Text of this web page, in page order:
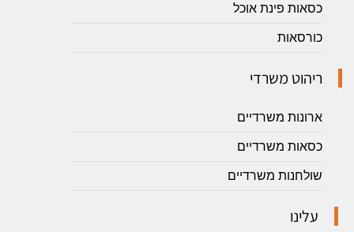
כסאות פינת אוכל
כורסאות
ריהוט משרדי
ארונות משרדיים
כסאות משרדיים
שולחנות משרדיים
עלינו